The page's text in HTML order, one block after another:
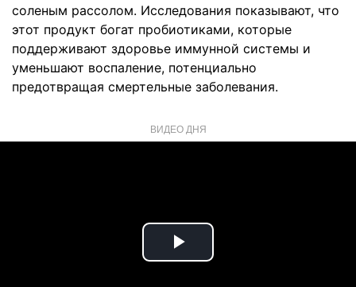
соленым рассолом. Исследования показывают, что
этот продукт богат пробиотиками, которые
поддерживают здоровье иммунной системы и
уменьшают воспаление, потенциально
предотвращая смертельные заболевания.
ВИДЕО ДНЯ
Play